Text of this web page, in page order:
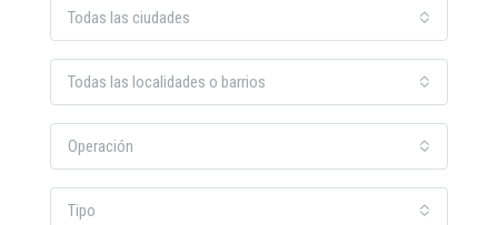
Todas las ciudades
Todas las localidades o barrios
Operación
Tipo